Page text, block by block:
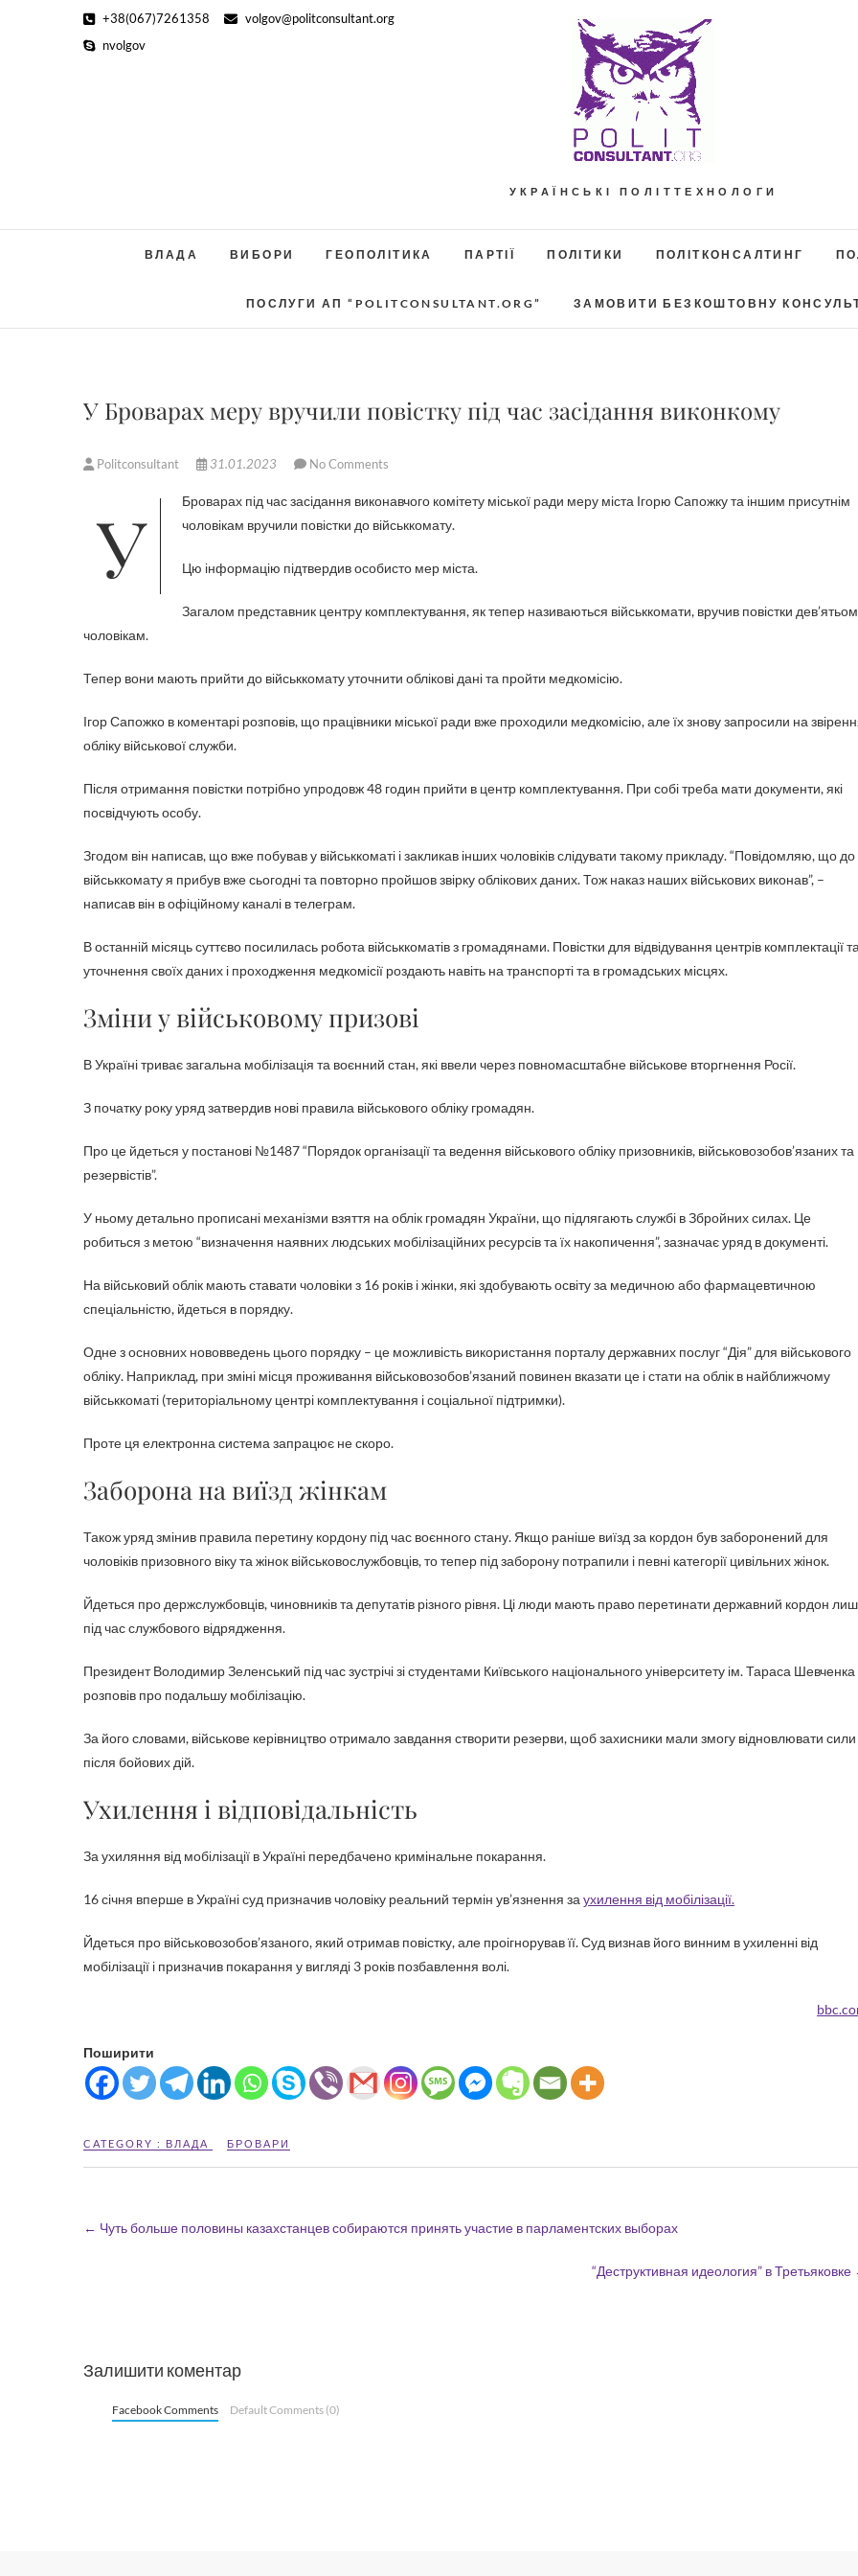
+38(067)7261358
volgov@politconsultant.org
nvolgov
УКРАЇНСЬКІ ПОЛІТТЕХНОЛОГИ
ВЛАДА ВИБОРИ ГЕОПОЛІТИКА ПАРТІЇ ПОЛІТИКИ ПОЛІТКОНСАЛТИНГ
ПОСЛУГИ АП “POLITCONSULTANT.ORG” ЗАМОВИТИ БЕЗКОШТОВНУ
У Броварах меру вручили повістку під час засідання виконкому
Politconsultant 31.01.2023 No Comments
У Броварах під час засідання виконавчого комітету міської ради меру міста Ігорю Сапожку та іншим присутнім чоловікам вручили повістки до військкомату.
Цю інформацію підтвердив особисто мер міста.
Загалом представник центру комплектування, як тепер називаються військкомати, вручив повістки дев’ятьом
чоловікам.
Тепер вони мають прийти до військкомату уточнити облікові дані та пройти медкомісію.
Ігор Сапожко в коментарі розповів, що працівники міської ради вже проходили медкомісію, але їх знову запросили на
обліку військової служби.
Після отримання повістки потрібно упродовж 48 годин прийти в центр комплектування. При собі треба мати документи, які
посвідчують особу.
Згодом він написав, що вже побував у військкоматі і закликав інших чоловіків слідувати такому прикладу. “Повідомляю, що до
військкомату я прибув вже сьогодні та повторно пройшов звірку облікових даних. Тож наказ наших військових виконав”, –
написав він в офіційному каналі в телеграм.
В останній місяць суттєво посилилась робота військкоматів з громадянами. Повістки для відвідування центрів комплектації
уточнення своїх даних і проходження медкомісії роздають навіть на транспорті та в громадських місцях.
Зміни у військовому призові
В Україні триває загальна мобілізація та воєнний стан, які ввели через повномасштабне військове вторгнення Росії.
З початку року уряд затвердив нові правила військового обліку громадян.
Про це йдеться у постанові №1487 “Порядок організації та ведення військового обліку призовників, військовозобов’язаних та
резервістів”.
У ньому детально прописані механізми взяття на облік громадян України, що підлягають службі в Збройних силах. Це
робиться з метою “визначення наявних людських мобілізаційних ресурсів та їх накопичення”, зазначає уряд в документі.
На військовий облік мають ставати чоловіки з 16 років і жінки, які здобувають освіту за медичною або фармацевтичною
спеціальністю, йдеться в порядку.
Одне з основних нововведень цього порядку – це можливість використання порталу державних послуг “Дія” для військового
обліку. Наприклад, при зміні місця проживання військовозобов’язаний повинен вказати це і стати на облік в найближчому
військкоматі (територіальному центрі комплектування і соціальної підтримки).
Проте ця електронна система запрацює не скоро.
Заборона на виїзд жінкам
Також уряд змінив правила перетину кордону під час воєнного стану. Якщо раніше виїзд за кордон був заборонений для
чоловіків призовного віку та жінок військовослужбовців, то тепер під заборону потрапили і певні категорії цивільних жінок.
Йдеться про держслужбовців, чиновників та депутатів різного рівня. Ці люди мають право перетинати державний кордон
під час службового відрядження.
Президент Володимир Зеленський під час зустрічі зі студентами Київського національного університету ім. Тараса Шевченка
розповів про подальшу мобілізацію.
За його словами, військове керівництво отримало завдання створити резерви, щоб захисники мали змогу відновлювати сили
після бойових дій.
Ухилення і відповідальність
За ухиляння від мобілізації в Україні передбачено кримінальне покарання.
16 січня вперше в Україні суд призначив чоловіку реальний термін ув’язнення за ухилення від мобілізації.
Йдеться про військовозобов’язаного, який отримав повістку, але проігнорував її. Суд визнав його винним в ухиленні від
мобілізації і призначив покарання у вигляді 3 років позбавлення волі.
Поширити
CATEGORY : ВЛАДА БРОВАРИ
← Чуть больше половины казахстанцев собираются принять участие в парламентских выборах
“Деструктивная идеология” в Третьяковке
Залишити коментар
Facebook Comments Default Comments (0)